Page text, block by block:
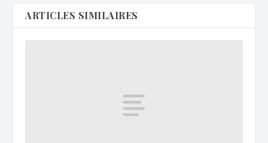
ARTICLES SIMILAIRES